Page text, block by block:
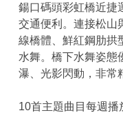
鍚口碼頭彩虹橋近捷
交通便利。連接松山
線橋體、鮮紅鋼肋拱
水舞。橋下水舞姿態
瀑、光影閃動，非常
10首主題曲目每週播